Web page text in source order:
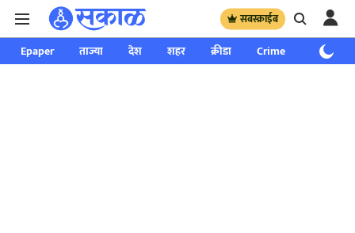
सबस्क्राईब
Epaper ताज्या देश शहर क्रीडा Crime साप्ताहिक